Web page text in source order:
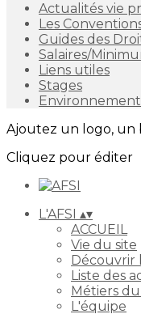
Actualités vie
Les
Guides des
Salaires/
Liens utiles
Stages
Environnement
Ajoutez un logo, un
Cliquez pour éditer
L'AFSI ▴▾
ACCUEIL
Vie du site
Découvrir
Liste des
Métiers
L'équipe